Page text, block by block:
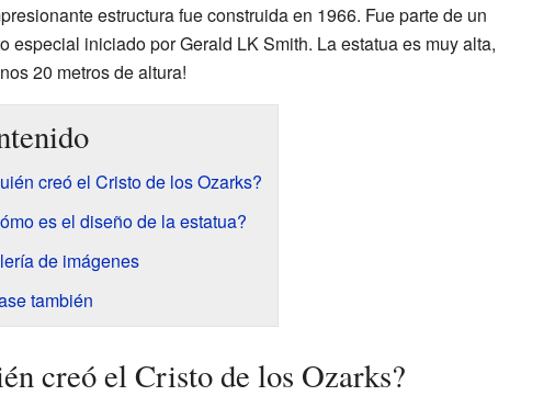
estructura fue construida en 1966. Fue parte de un
especial iniciado por Gerald LK Smith. La estatua es muy alta,
20 metros de altura!
creó el Cristo de los Ozarks?
es el diseño de la estatua?
de imágenes
también
creó el Cristo de los Ozarks?